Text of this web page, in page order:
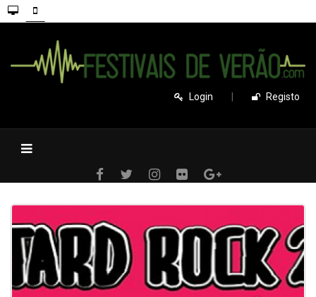
Login Registo